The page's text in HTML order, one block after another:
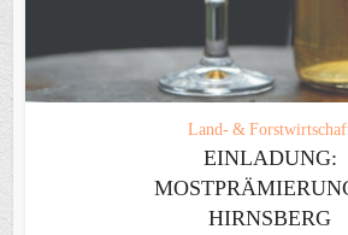
Land- &
EINLADUNG:
HIRNSBERG